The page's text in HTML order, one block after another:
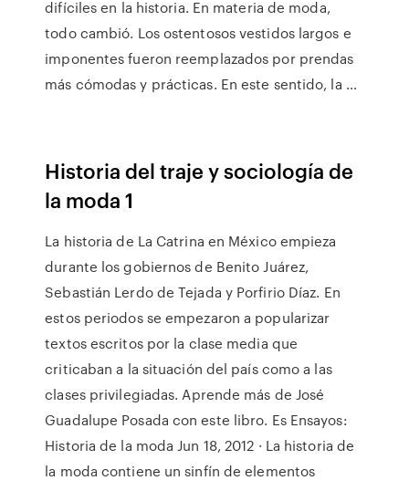
difíciles en la historia. En materia de moda,
todo cambió. Los ostentosos vestidos largos e
imponentes fueron reemplazados por prendas
más cómodas y prácticas. En este sentido, la …
Historia del traje y sociología de
la moda 1
La historia de La Catrina en México empieza
durante los gobiernos de Benito Juárez,
Sebastián Lerdo de Tejada y Porfirio Díaz. En
estos periodos se empezaron a popularizar
textos escritos por la clase media que
criticaban a la situación del país como a las
clases privilegiadas. Aprende más de José
Guadalupe Posada con este libro. Es Ensayos:
Historia de la moda Jun 18, 2012 · La historia de
la moda contiene un sinfín de elementos